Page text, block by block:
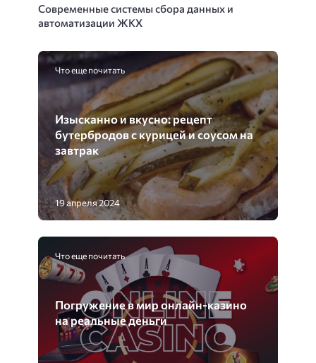
Современные системы сбора данных и
автоматизации ЖКХ
Что еще почитать
Изысканно и вкусно: рецепт
бутербродов с курицей и соусом на
завтрак
19 апреля 2024
Что еще почитать
Погружение в мир онлайн-казино
на реальные деньги